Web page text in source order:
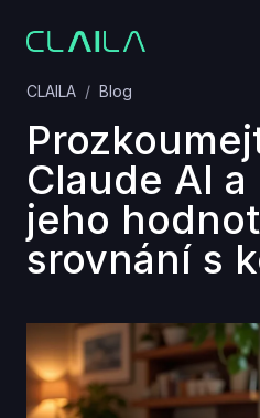
CLAILA Blog
Claude AI
jeho
srovnání s